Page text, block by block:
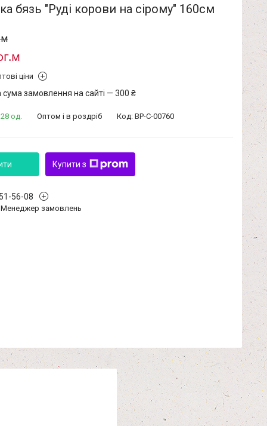
бязь "Руді корови на сірому" 160см
ціни
сума замовлення на сайті — 300 ₴
од. Оптом і в роздріб Код: BP-C-00760
Купити з
56-08
Менеджер замовлень